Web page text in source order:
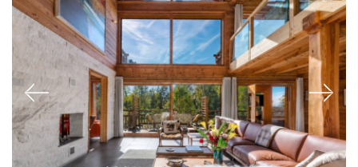
Villa
Chambres
Critères
Enregistrer mes critères
Previous Next